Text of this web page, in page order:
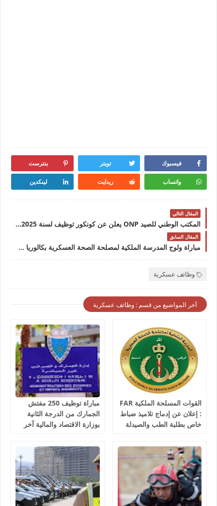
فيسبوك تويتر بنترست
واتساب ريدايت لينكدين
المقال التالي
المكتب الوطني للصيد ONP يعلن عن كونكور توظيف لسنة 2025 في مختلف الدرجات والتخصصات آخر أجل 25 أبريل 2025
المقال السابق
مباراة ولوج المدرسة الملكية لمصلحة الصحة العسكرية بكالوريا 2025 آخر أجل للتسجيل 04 ماي 2025.
وظائف عسكرية
أخر المواضيع من قسم : وظائف عسكرية
القوات المسلحة الملكية FAR
: إعلان عن إدماج تلاميذ ضباط
خاص بطلبة الطب والصيدلة
أجل هو 30 غشت 2026
مباراة توظيف 250 مفتش
الجمارك من الدرجة الثانية
بوزارة الاقتصاد والمالية آخر